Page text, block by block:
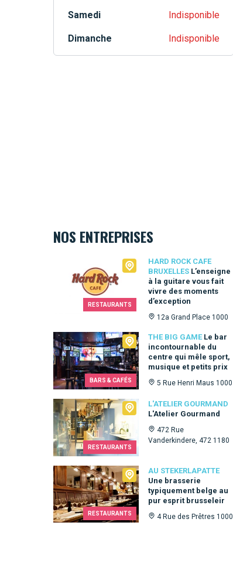
Samedi Indisponible
Dimanche Indisponible
NOS ENTREPRISES
RESTAURANTS
HARD ROCK CAFE
BRUXELLES L’enseigne
à la guitare vous fait
vivre des moments
d’exception
12a Grand Place 1000
Hard Rock Cafe Bruxelles
BARS & CAFÉS
THE BIG GAME Le bar
incontournable du
centre qui mêle sport,
musique et petits prix
5 Rue Henri Maus 1000
The Big Game
RESTAURANTS
L'ATELIER GOURMAND
L'Atelier Gourmand
472 Rue
Vanderkindere, 472 1180
L'Atelier Gourmand
RESTAURANTS
AU STEKERLAPATTE
Une brasserie
typiquement belge au
pur esprit brusseleir
4 Rue des Prêtres 1000
Au Stekerlapatte